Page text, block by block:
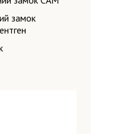
замок